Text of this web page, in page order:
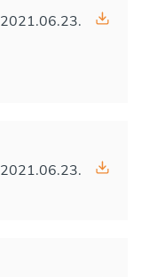
2021.06.23.
2021.06.23.